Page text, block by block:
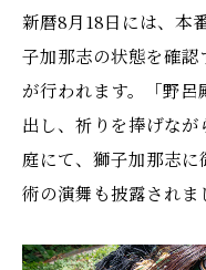
新暦8月18日には、本
子加那志の状態を確認
が行われます。「野
出し、祈りを捧げな
庭にて、獅子加那志
術の演舞も披露されま